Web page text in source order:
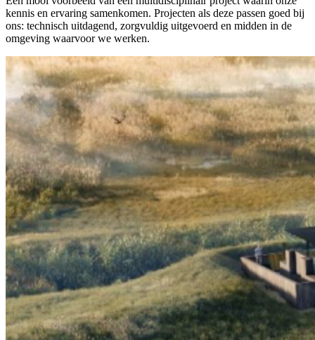
kennis en ervaring samenkomen. Projecten als deze passen goed bij
ons: technisch uitdagend, zorgvuldig uitgevoerd en midden in de
omgeving waarvoor we werken.